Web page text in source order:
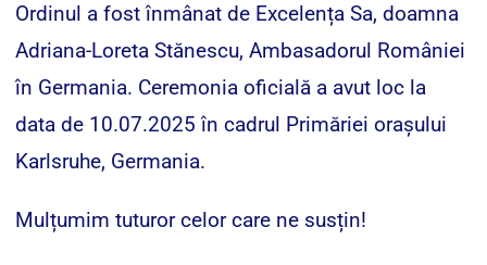
Ordinul a fost înmânat de Excelența Sa, doamna
Adriana-Loreta Stănescu, Ambasadorul României
în Germania. Ceremonia oficială a avut loc la
data de 10.07.2025 în cadrul Primăriei orașului
Karlsruhe, Germania.
Mulțumim tuturor celor care ne susțin!